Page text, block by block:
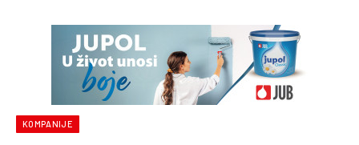
KOMPANIJE